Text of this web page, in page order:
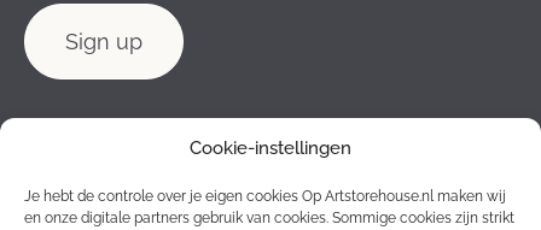
Cookie-instellingen
Je hebt de controle over je eigen cookies Op Artstorehouse.nl maken wij
en onze digitale partners gebruik van cookies. Sommige cookies zijn strikt